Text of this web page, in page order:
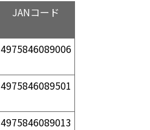
JANコード
4975846089006
4975846089501
4975846089013